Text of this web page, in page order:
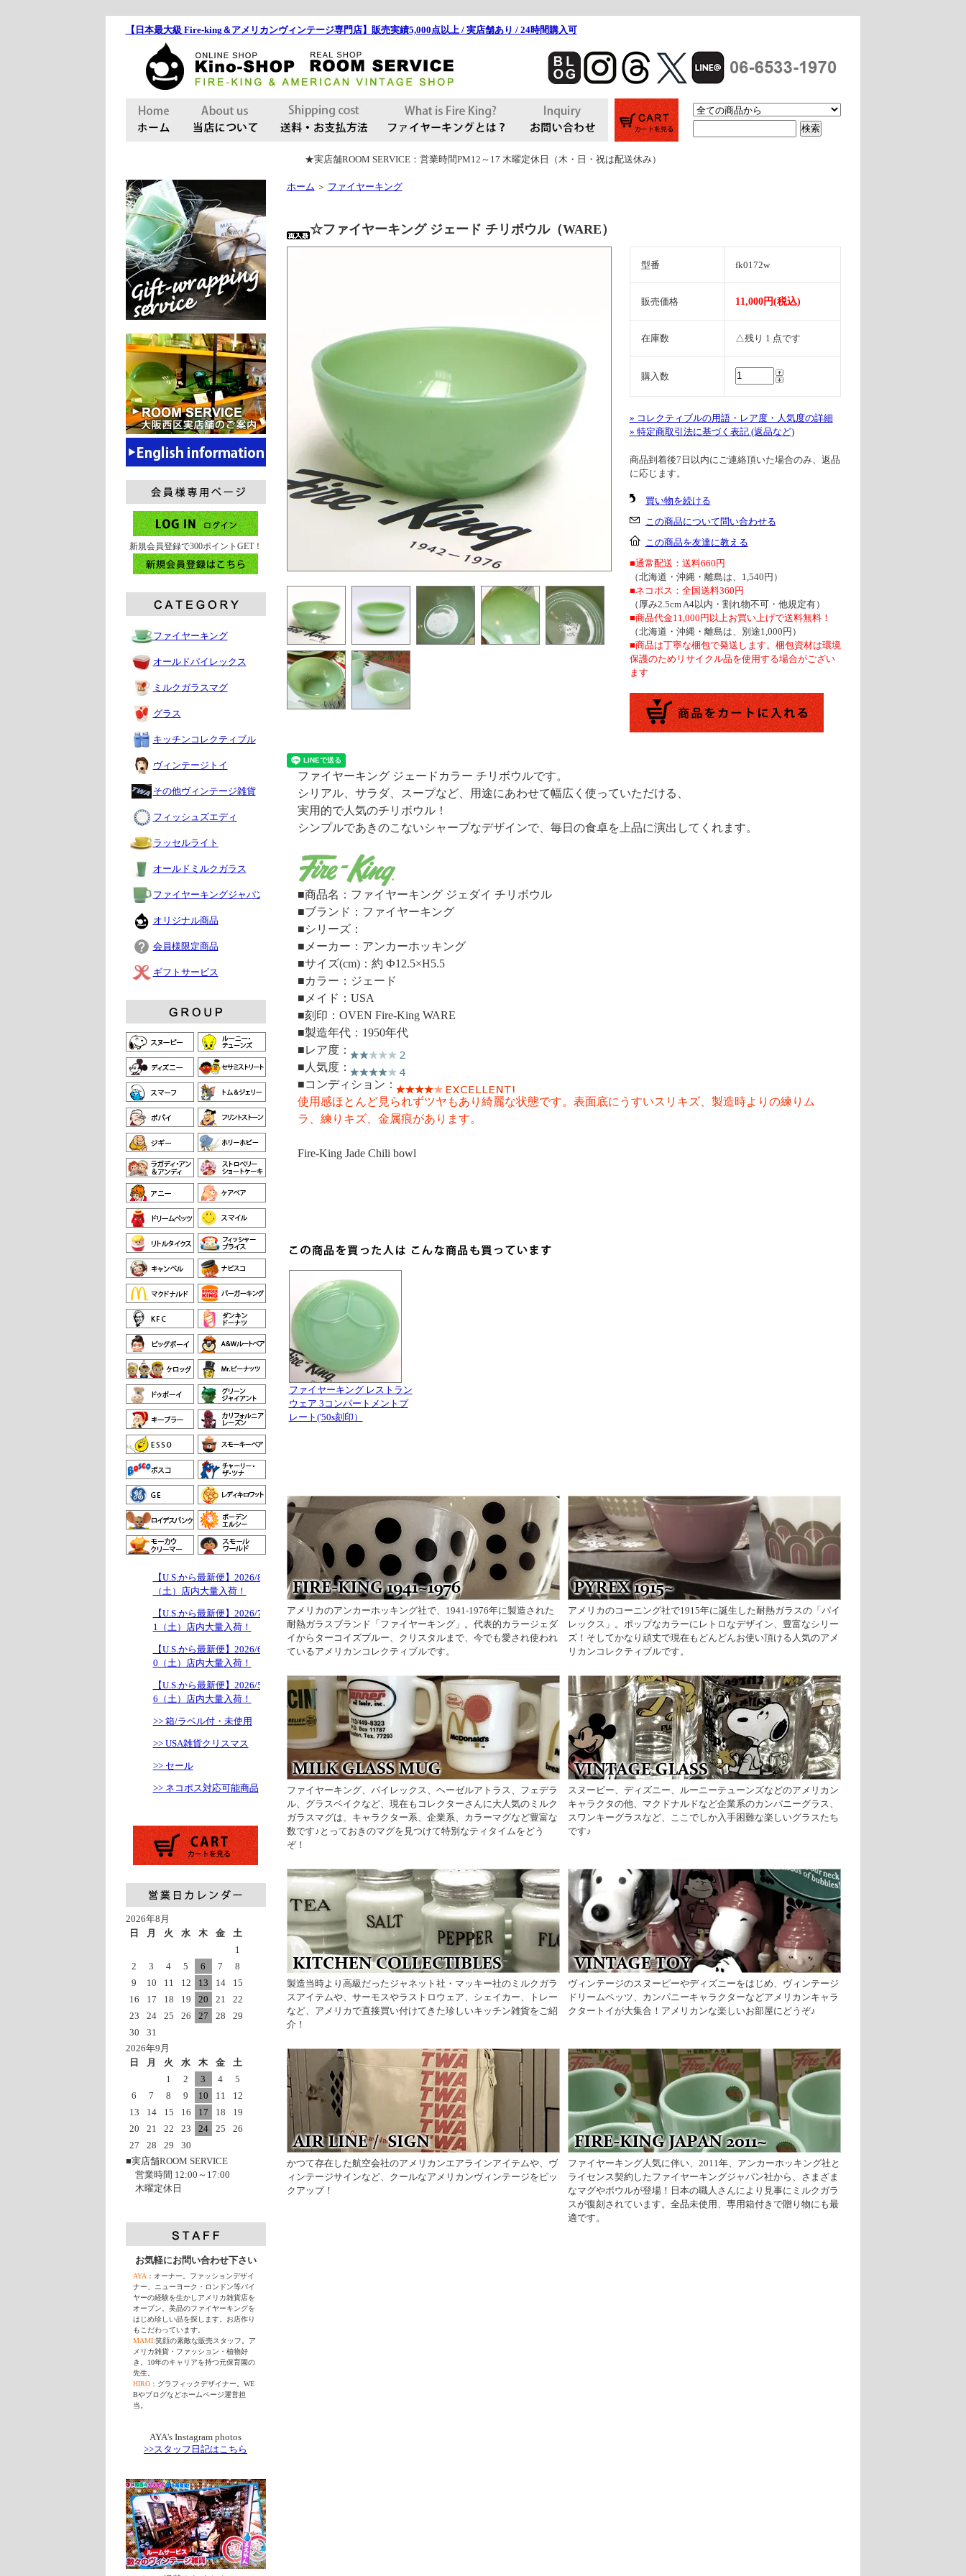
【日本最大級 Fire-king＆アメリカンヴィンテージ専門店】販売実績5,000点以上 / 実店舗あり / 24時間購入可
★実店舗ROOM SERVICE：営業時間PM12～17 木曜定休日（木・日・祝は配送休み）
新規会員登録で300ポイントGET！
ファイヤーキング
オールドパイレックス
ミルクガラスマグ
グラス
キッチンコレクティブル
ヴィンテージトイ
その他ヴィンテージ雑貨
フィッシュズエディ
ラッセルライト
オールドミルクガラス
ファイヤーキングジャパン
オリジナル商品
会員様限定商品
ギフトサービス
【U.S.から最新便】2026/8/1
（土）店内大量入荷！
【U.S.から最新便】2026/7/1
1（土）店内大量入荷！
【U.S.から最新便】2026/6/2
0（土）店内大量入荷！
【U.S.から最新便】2026/5/1
6（土）店内大量入荷！
>> 箱/ラベル付・未使用
>> USA雑貨クリスマス
>> セール
>> ネコポス対応可能商品
2026年8月
日
月 火 水 木 金
土
1
2
3 4 5 6 7
8
9
10 11 12 13 14
15
16
17 18 19 20 21
22
23
24 25 26 27 28
29
30
31
2026年9月
日
月 火 水 木 金
土
1
2 3 4
5
6
7 8 9 10 11
12
13
14 15 16 17 18
19
20
21 22 23 24 25
26
27
28 29
30
■実店舗ROOM SERVICE
営業時間 12:00～17:00
木曜定休日
お気軽にお問い合わせ下さい
AYA ：オーナー。ファッションデザイ
ナー、ニューヨーク・ロンドン等バイ
ヤーの経験を生かしアメリカ雑貨店を
オープン。美品のファイヤーキングを
はじめ珍しい品を探します。お店作り
もこだわっています。
MAMI:笑顔の素敵な販売スタッフ。ア
メリカ雑貨・ファッション・植物好
き。10年のキャリアを持つ元保育園の
先生。
HIRO：グラフィックデザイナー。WE
Bやブログなどホームページ運営担
当。
AYA's Instagram photos
>>スタッフ日記はこちら
ホーム ＞ ファイヤーキング
☆ファイヤーキング ジェード チリボウル（WARE）
型番 fk0172w
販売価格 11,000円(税込)
在庫数 △残り 1 点です
購入数
» コレクティブルの用語・レア度・人気度の詳細
» 特定商取引法に基づく表記 (返品など)
商品到着後7日以内にご連絡頂いた場合のみ、返品
に応じます。
買い物を続ける
この商品について問い合わせる
この商品を友達に教える
■通常配送：送料660円
（北海道・沖縄・離島は、1,540円）
■ネコポス：全国送料360円
（厚み2.5cm A4以内・割れ物不可・他規定有）
■商品代金11,000円以上お買い上げで送料無料！
（北海道・沖縄・離島は、別途1,000円）
■商品は丁寧な梱包で発送します。梱包資材は環境
保護のためリサイクル品を使用する場合がござい
ます
ファイヤーキング ジェードカラー チリボウルです。
シリアル、サラダ、スープなど、用途にあわせて幅広く使っていただける、
実用的で人気のチリボウル！
シンプルであきのこないシャープなデザインで、毎日の食卓を上品に演出してくれます。
■商品名：ファイヤーキング ジェダイ チリボウル
■ブランド：ファイヤーキング
■シリーズ：
■メーカー：アンカーホッキング
■サイズ(cm)：約 Ф12.5×H5.5
■カラー：ジェード
■メイド：USA
■刻印：OVEN Fire-King WARE
■製造年代：1950年代
■レア度：
■人気度：
■コンディション：
使用感ほとんど見られずツヤもあり綺麗な状態です。表面底にうすいスリキズ、製造時よりの練りム
ラ、練りキズ、金属痕があります。
Fire-King Jade Chili bowl
ファイヤーキング レストラン
ウェア 3コンパートメントプ
レート('50s刻印）
アメリカのアンカーホッキング社で、1941-1976年に製造された
耐熱ガラスブランド「ファイヤーキング」。代表的カラージェダ
イからターコイズブルー、クリスタルまで、今でも愛され使われ
ているアメリカンコレクティブルです。
アメリカのコーニング社で1915年に誕生した耐熱ガラスの「パイ
レックス」。ポップなカラーにレトロなデザイン、豊富なシリー
ズ！そしてかなり頑丈で現在もどんどんお使い頂ける人気のアメ
リカンコレクティブルです。
ファイヤーキング、パイレックス、ヘーゼルアトラス、フェデラ
ル、グラスベイクなど、現在もコレクターさんに大人気のミルク
ガラスマグは、キャラクター系、企業系、カラーマグなど豊富な
数です♪とっておきのマグを見つけて特別なティタイムをどう
ぞ！
スヌーピー、ディズニー、ルーニーテューンズなどのアメリカン
キャラクタの他、マクドナルドなど企業系のカンパニーグラス、
スワンキーグラスなど、ここでしか入手困難な楽しいグラスたち
です♪
製造当時より高級だったジャネット社・マッキー社のミルクガラ
スアイテムや、サーモスやラストロウェア、シェイカー、トレー
など、アメリカで直接買い付けてきた珍しいキッチン雑貨をご紹
介！
ヴィンテージのスヌーピーやディズニーをはじめ、ヴィンテージ
ドリームペッツ、カンパニーキャラクターなどアメリカンキャラ
クタートイが大集合！アメリカンな楽しいお部屋にどうぞ♪
かつて存在した航空会社のアメリカンエアラインアイテムや、ヴ
ィンテージサインなど、クールなアメリカンヴィンテージをピッ
クアップ！
ファイヤーキング人気に伴い、2011年、アンカーホッキング社と
ライセンス契約したファイヤーキングジャパン社から、さまざま
なマグやボウルが登場！日本の職人さんにより見事にミルクガラ
スが復刻されています。全品未使用、専用箱付きで贈り物にも最
適です。